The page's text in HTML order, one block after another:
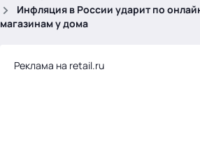
Инфляция в России ударит по
магазинам у дома
Реклама на retail.ru